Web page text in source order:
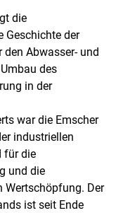
die
Geschichte der
Abwasser- und
des
in der
war die Emscher
industriellen
für die
und die
Wertschöpfung. Der
ist seit Ende